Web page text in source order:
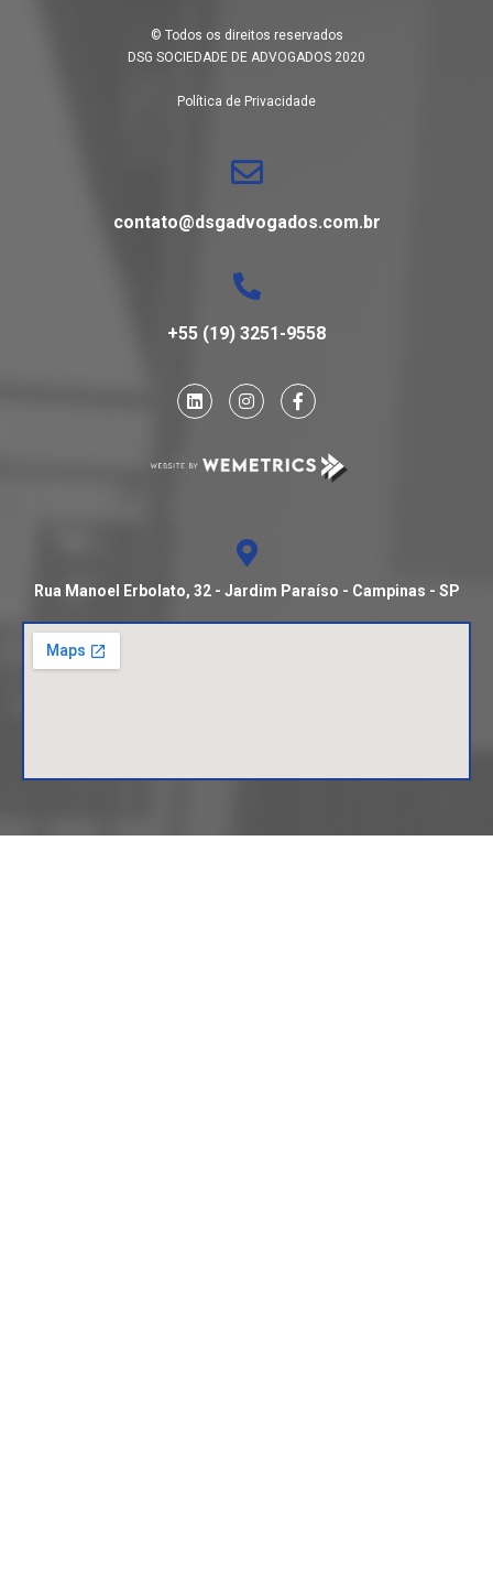
© Todos os direitos reservados
DSG SOCIEDADE DE ADVOGADOS 2020
Política de Privacidade
contato@dsgadvogados.com.br
+55 (19) 3251-9558
Rua Manoel Erbolato, 32 - Jardim Paraíso - Campinas - SP